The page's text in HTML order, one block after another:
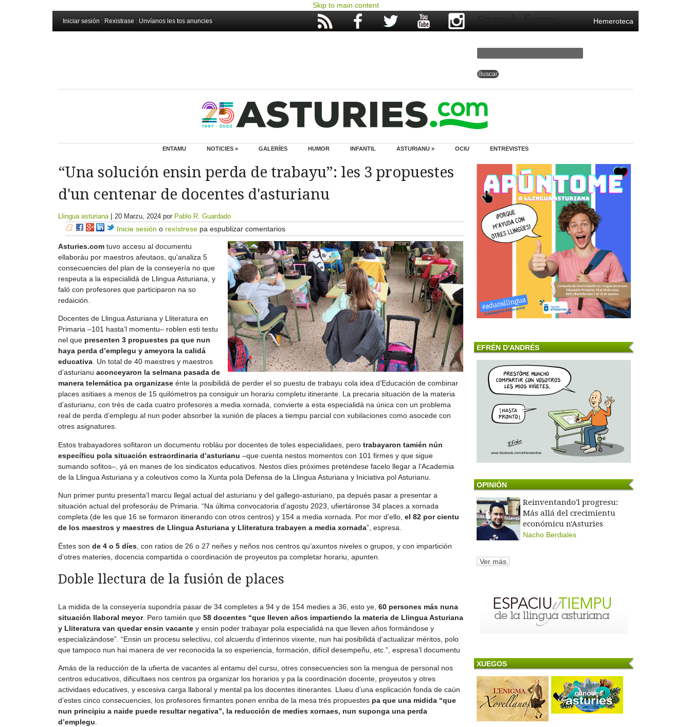
Skip to main content
Iniciar sesión Rexistrase Unvíanos les tos anuncies Hemeroteca
Search form
ENTAMU NOTICIES » GALERÍES HUMOR INFANTIL ASTURIANU » OCIU ENTREVISTES
“Una solución ensin perda de trabayu”: les 3 propuestes
d'un centenar de docentes d'asturianu
Llingua asturiana | 20 Marzu, 2024 por Pablo R. Guardado
Inicie sesión o rexístrese pa espublizar comentarios
Asturies.com tuvo accesu al documentu
ellaboráu por maestros afeutaos, qu'analiza 5
consecuencies del plan de la conseyería no que
respeuta a la especialidá de Llingua Asturiana, y
faló con profesores que participaron na so
redaición.
Docentes de Llingua Asturiana y Lliteratura en
Primaria –101 hasta’l momentu– roblen esti testu
nel que presenten 3 propuestes pa que nun
haya perda d’emplegu y ameyora la calidá
educativa. Un total de 40 maestres y maestros
d’asturianu aconceyaron la selmana pasada de
manera telemática pa organizase énte la posibilidá de perder el so puestu de trabayu cola idea d’Educación de combinar
places asitiaes a menos de 15 quilómetros pa consiguir un horariu completu itinerante. La precaria situación de la materia
d’asturianu, con trés de cada cuatro profesores a media xornada, convierte a esta especialidá na única con un problema
real de perda d’emplegu al nun poder absorber la xunión de places a tiempu parcial con xubilaciones como asocede con
otres asignatures.
Estos trabayadores sofitaron un documentu robláu por docentes de toles especialidaes, pero trabayaron tamién nún
específicu pola situación estraordinaria d’asturianu –que cuenta nestos momentos con 101 firmes y que sigue
sumando sofitos–, yá en manes de los sindicatos educativos. Nestos díes próximes preténdese facelo llegar a l’Academia
de la Llingua Asturiana y a coleutivos como la Xunta pola Defensa de la Llingua Asturiana y Iniciativa pol Asturianu.
Nun primer puntu presenta’l marcu llegal actual del asturianu y del gallego-asturiano, pa depués pasar a presentar a
situación actual del profesoráu de Primaria. “Na última convocatoria d’agostu 2023, ufiertáronse 34 places a xornada
completa (de les que 16 se formaron itinerando con otros centros) y 154 a media xornada. Por mor d’ello, el 82 por cientu
de los maestros y maestres de Llingua Asturiana y Lliteratura trabayen a media xornada”, espresa.
Éstes son de 4 o 5 díes , con ratios de 26 o 27 neñes y neños nos centros qu’axuntos niveles o grupos, y con impartición
d’otres materies, docencia compartida o coordinación de proyeutos pa completar horariu, apunten.
Doble llectura de la fusión de places
La midida de la conseyería supondría pasar de 34 completes a 94 y de 154 medies a 36, esto ye, 60 persones más nuna
situación llaboral meyor. Pero tamién que 58 docentes “que lleven años impartiendo la materia de Llingua Asturiana
y Lliteratura van quedar ensin vacante y ensin poder trabayar pola especialidá na que lleven años formándose y
especializándose”. “Ensin un procesu selectivu, col alcuerdu d’interinos vixente, nun hai posibilidá d’actualizar méritos, polo
que tampoco nun hai manera de ver reconocida la so esperiencia, formación, difícil desempeñu, etc.”, espresa’l documentu
Amás de la reducción de la ufierta de vacantes al entamu del cursu, otres consecuencies son la mengua de personal nos
centros educativos, dificultaes nos centros pa organizar los horarios y pa la coordinación docente, proyeutos y otres
actividaes educatives, y escesiva carga llaboral y mental pa los docentes itinerantes. Llueu d’una esplicación fonda de caún
d’estes cinco consecuencies, los profesores firmantes ponen enriba de la mesa trés propuestes pa que una midida “que
nun principiu a naide puede resultar negativa”, la reducción de medies xornaes, nun suponga una perda
d’emplegu.
EFRÉN D'ANDRÉS
OPINIÓN
Reinventando'l progresu:
Más allá del crecimientu
económicu n'Asturies
Nacho Berdiales
Ver más
XUEGOS